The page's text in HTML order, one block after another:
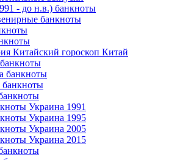
- до н.в.) банкноты
банкноты
Китайский гороскоп Китай
банкноты
банкноты
Украина 1991
Украина 1995
Украина 2005
Украина 2015